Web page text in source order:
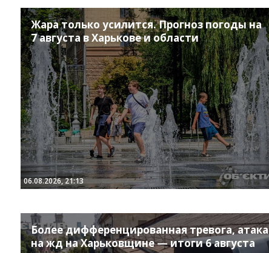
Жара только усилится. Прогноз погоды на
7 августа в Харькове и области
06.08.2026, 21:13
Более дифференцированная тревога, атака
на жд на Харьковщине — итоги 6 августа